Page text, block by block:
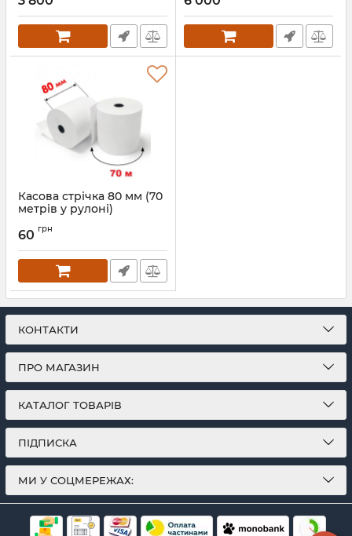
Касова стрічка 80 мм (70
метрів у рулоні)
60 грн
КОНТАКТИ
ПРО МАГАЗИН
КАТАЛОГ ТОВАРІВ
ПІДПИСКА
МИ У СОЦМЕРЕЖАХ: